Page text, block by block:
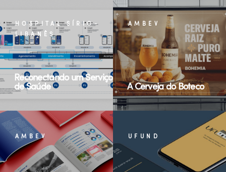
HOSPITAL SÍRIO-
LIBANÊS
Reconectando um Serviço
de Saúde
AMBEV
A Cerveja do Boteco
AMBEV UFUND